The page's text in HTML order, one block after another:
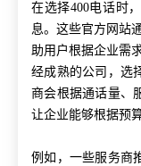
在选择400电话时
息。这些官方网站
助用户根据企业需
经成熟的公司，选
商会根据通话量、
让企业能够根据预
例如，一些服务商